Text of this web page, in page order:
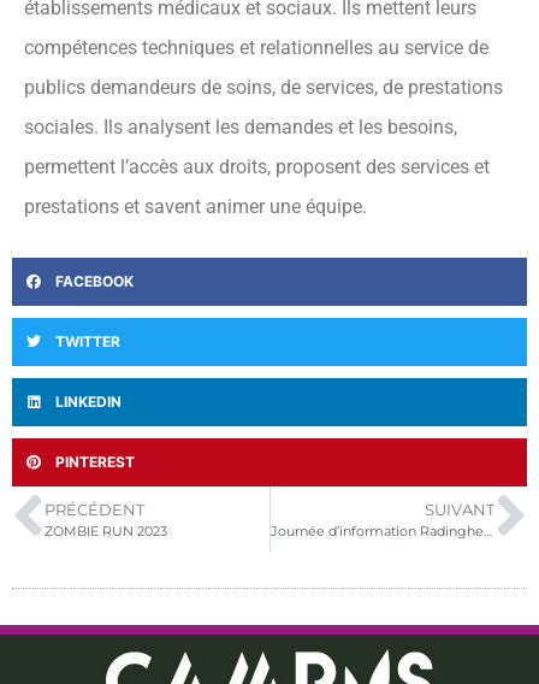
établissements médicaux et sociaux. Ils mettent leurs
compétences techniques et relationnelles au service de
publics demandeurs de soins, de services, de prestations
sociales. Ils analysent les demandes et les besoins,
permettent l’accès aux droits, proposent des services et
prestations et savent animer une équipe.
FACEBOOK
TWITTER
LINKEDIN
PINTEREST
PRÉCÉDENT
ZOMBIE RUN 2023
SUIVANT